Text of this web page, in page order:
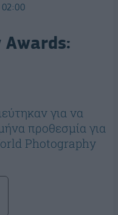
02:00
Awards:
για να
προθεσμία για
Photography